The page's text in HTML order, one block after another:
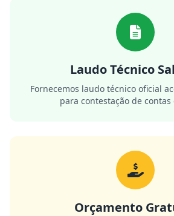
Laudo Técnico
Fornecemos laudo técnico oficial
para contestação de contas
Orçamento